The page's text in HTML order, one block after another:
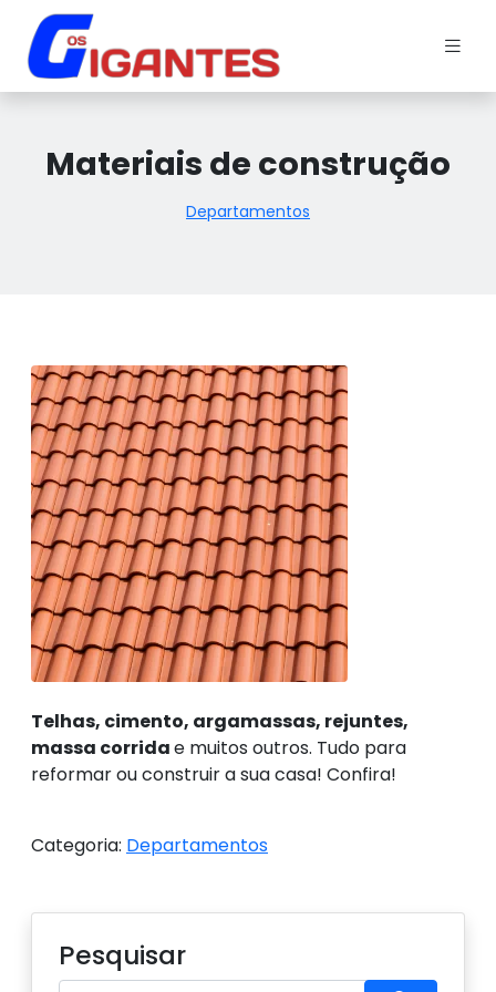
Materiais de construção
Departamentos
Telhas, cimento, argamassas, rejuntes,
massa corridae muitos outros. Tudo para
reformar ou construir a sua casa! Confira!
Categoria: Departamentos
Pesquisar